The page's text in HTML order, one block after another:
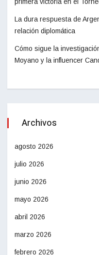
La dura respuesta de
relación diplomática
Cómo sigue la
Moyano y la influencer
Archivos
agosto 2026
julio 2026
junio 2026
mayo 2026
abril 2026
marzo 2026
febrero 2026